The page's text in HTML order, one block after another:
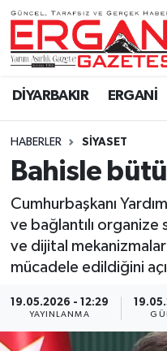
DİYARBAKIR ERGANİ
HABERLER SİYASET
Bahisle
Cumhurbaşkanı
ve bağlantılı organize
ve dijital mekanizmalar
mücadele edildiğini
19.05.2026 - 12:29
YAYINLANMA
DİYARBAKIR
BİSMİL
BAĞLAR
ERGANİ
Güncel
Resmi İlanlar
Sağlık
Si̇yaset
Ergani Nöbetçi
Ergani Hava
Ergani Trafik
Tüm Manşetler
Son Dakika
Haber Arşivi